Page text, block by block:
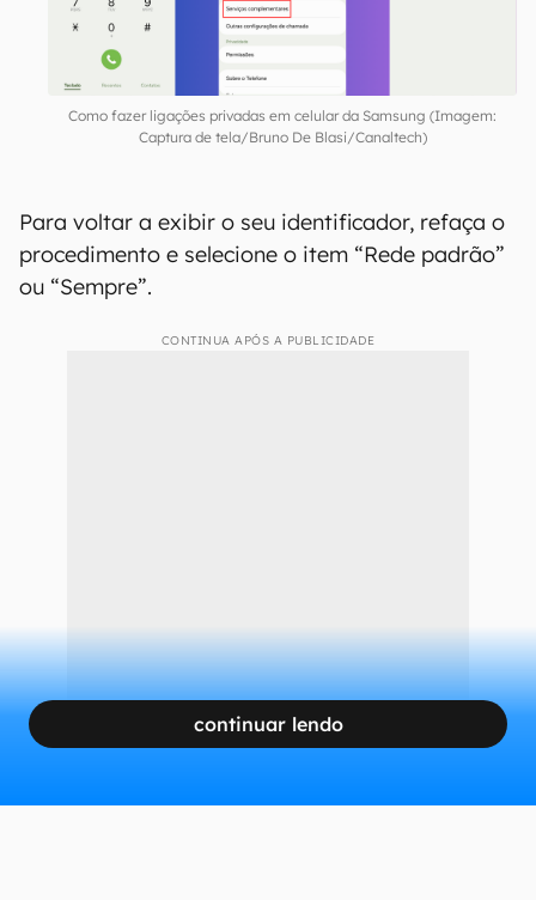
Como fazer ligações privadas em celular da Samsung (Imagem:
Captura de tela/Bruno De Blasi/Canaltech)
Para voltar a exibir o seu identificador, refaça o
procedimento e selecione o item “Rede padrão”
ou “Sempre”.
CONTINUA APÓS A PUBLICIDADE
continuar lendo